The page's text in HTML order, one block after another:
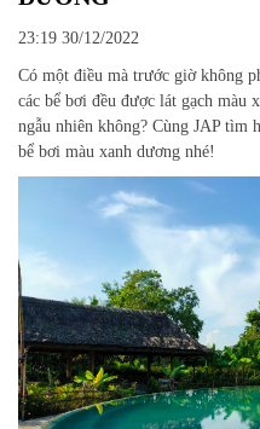
23:19 30/12/2022
Có một điều mà trước giờ không
các bể bơi đều được lát gạch màu
ngẫu nhiên không? Cùng JAP tìm
bể bơi màu xanh dương nhé!